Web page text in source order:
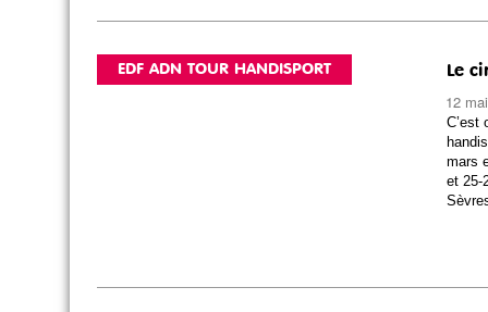
EDF ADN TOUR HANDISPORT Le
12
C’est
mars
et 25-